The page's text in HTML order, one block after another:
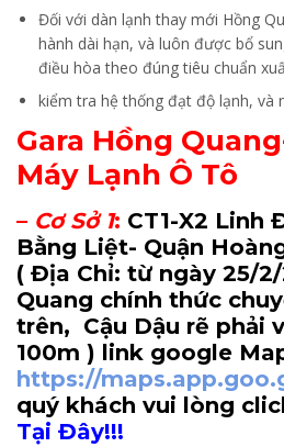
Đối với dàn lạnh thay mới Hồng
hành dài hạn, và luôn được bổ
điều hòa theo đúng tiêu chuẩn
kiểm tra hệ thống đạt độ lạnh, và
Gara Hồng
Máy Lạnh Ô Tô
– Cơ Sở 1: CT1-X2 Linh
Bằng Liệt- Quận
( Địa Chỉ: từ ngày 25/
Quang chính thức
trên, Cậu Dậu rẽ phải
100m ) link google
https://
quý khách vui lòng
Tại Đây!!!